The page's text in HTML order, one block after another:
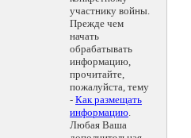
участнику войны.
Прежде чем
начать
обрабатывать
информацию,
прочитайте,
пожалуйста, тему
- Как размещать
информацию.
Любая Ваша